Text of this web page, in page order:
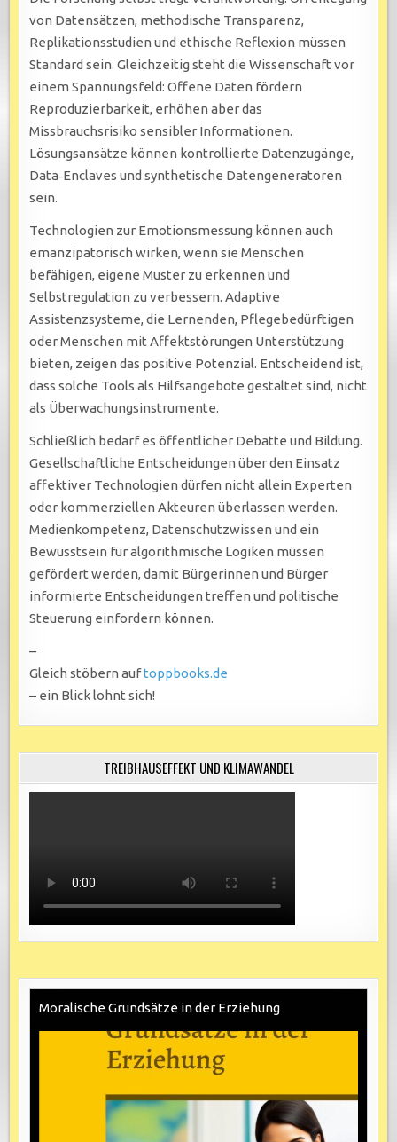
von Datensätzen, methodische Transparenz,
Replikationsstudien und ethische Reflexion müssen
Standard sein. Gleichzeitig steht die Wissenschaft vor
einem Spannungsfeld: Offene Daten fördern
Reproduzierbarkeit, erhöhen aber das
Missbrauchsrisiko sensibler Informationen.
Lösungsansätze können kontrollierte Datenzugänge,
Data‑Enclaves und synthetische Datengeneratoren
sein.
Technologien zur Emotionsmessung können auch
emanzipatorisch wirken, wenn sie Menschen
befähigen, eigene Muster zu erkennen und
Selbstregulation zu verbessern. Adaptive
Assistenzsysteme, die Lernenden, Pflegebedürftigen
oder Menschen mit Affektstörungen Unterstützung
bieten, zeigen das positive Potenzial. Entscheidend ist,
dass solche Tools als Hilfsangebote gestaltet sind, nicht
als Überwachungsinstrumente.
Schließlich bedarf es öffentlicher Debatte und Bildung.
Gesellschaftliche Entscheidungen über den Einsatz
affektiver Technologien dürfen nicht allein Experten
oder kommerziellen Akteuren überlassen werden.
Medienkompetenz, Datenschutzwissen und ein
Bewusstsein für algorithmische Logiken müssen
gefördert werden, damit Bürgerinnen und Bürger
informierte Entscheidungen treffen und politische
Steuerung einfordern können.
–
Gleich stöbern auftoppbooks.de
– ein Blick lohnt sich!
TREIBHAUSEFFEKT UND KLIMAWANDEL
Moralische Grundsätze in der Erziehung